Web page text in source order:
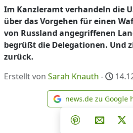
Im Kanzleramt verhandeln die
über das Vorgehen für einen
von Russland angegriffenen
begrüßt die Delegationen. Und
zurück.
Erstellt von Sarah Knauth -
news.de zu Google
Teilen aufTeilen
Teilen auf
Per E-